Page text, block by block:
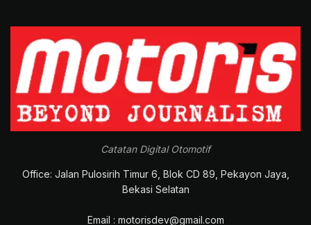
Catatan Digital Otomotif
Office: Jalan Pulosirih Timur 6, Blok CD 89, Pekayon Jaya,
Bekasi Selatan
Email : motorisdev@gmail.com